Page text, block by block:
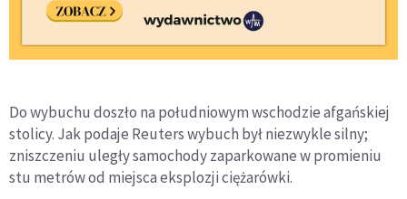
Do wybuchu doszło na południowym wschodzie afgańskiej
stolicy. Jak podaje Reuters wybuch był niezwykle silny;
zniszczeniu uległy samochody zaparkowane w promieniu
stu metrów od miejsca eksplozji ciężarówki.